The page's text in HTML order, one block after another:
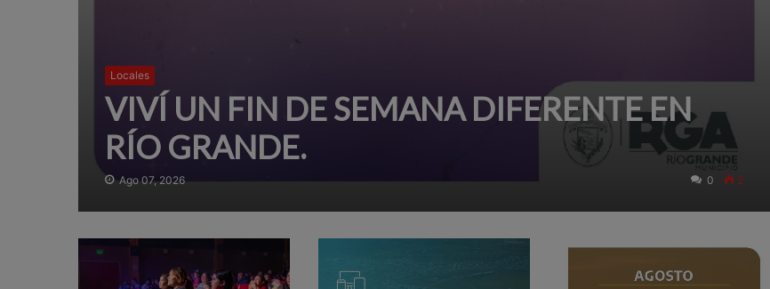
Locales
VIVÍ UN FIN DE SEMANA DIFERENTE EN
RÍO GRANDE.
Ago 07, 2026 0 2